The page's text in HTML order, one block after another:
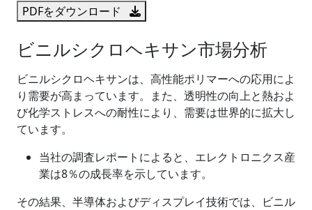
PDFをダウンロード
ビニルシクロヘキサン市場分析
ビニルシクロヘキサンは、高性能ポリマーへの応用によ
り需要が高まっています。また、透明性の向上と熱およ
び化学ストレスへの耐性により、需要は世界的に拡大し
ています。
当社の調査レポートによると、エレクトロニクス産
業は8％の成長率を示しています。
その結果、半導体およびディスプレイ技術では、ビニル